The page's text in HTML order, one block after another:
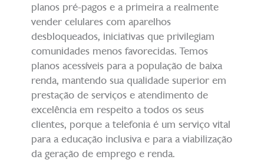
planos pré-pagos e a primeira a realmente
vender celulares com aparelhos
desbloqueados, iniciativas que privilegiam
comunidades menos favorecidas. Temos
planos acessíveis para a população de baixa
renda, mantendo sua qualidade superior em
prestação de serviços e atendimento de
excelência em respeito a todos os seus
clientes, porque a telefonia é um serviço vital
para a educação inclusiva e para a viabilização
da geração de emprego e renda.